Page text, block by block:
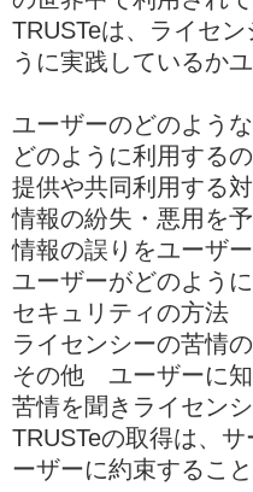
TRUSTeは、ライセ
うに実践しているか
ユーザーのどのよう
どのように利用する
提供や共同利用する
情報の紛失・悪用を
情報の誤りをユーザ
ユーザーがどのよう
セキュリティの方法
ライセンシーの苦情
その他 ユーザーに知
苦情を聞きライセン
TRUSTeの取得は、
ーザーに約束すること